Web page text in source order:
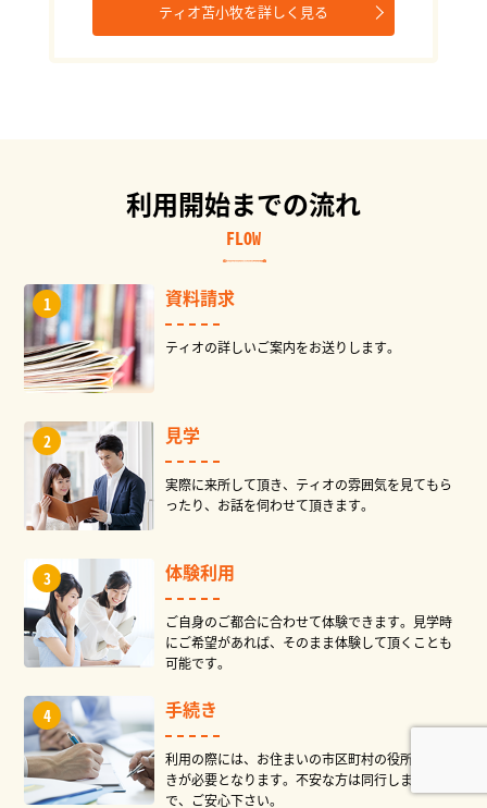
ティオ苫小牧を詳しく見る
利用開始までの流れ
FLOW
資料請求
ティオの詳しいご案内をお送りします。
見学
実際に来所して頂き、ティオの雰囲気を見てもら
ったり、お話を伺わせて頂きます。
体験利用
ご自身のご都合に合わせて体験できます。見学時
にご希望があれば、そのまま体験して頂くことも
可能です。
手続き
利用の際には、お住まいの市区町村の役所で手続
きが必要となります。不安な方は同行しますの
で、ご安心下さい。